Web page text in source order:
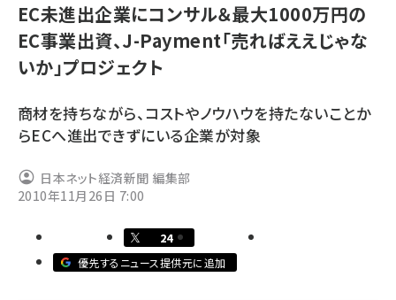
ai (2827)
youtube (2449)
セミナー (2318)
meo (1282)
EC未進出企業にコンサル＆最大1000万円の
EC事業出資、J-Payment「売ればええじゃな
いか」プロジェクト
商材を持ちながら、コストやノウハウを持たないことか
らECへ進出できずにいる企業が対象
日本ネット経済新聞 編集部
2010年11月26日 7:00
24
優先するニュース提供元に追加